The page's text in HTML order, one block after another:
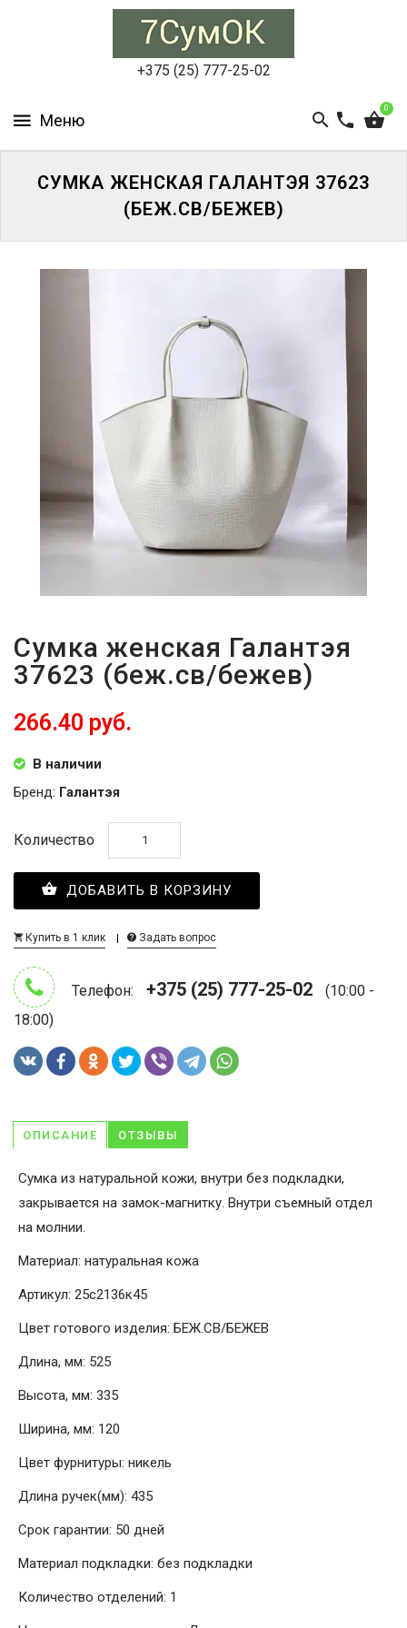
+375 (25) 777-25-02
0
МУЖСКИЕ
ВОЙТИ
ЗАБЫЛИ
СУМКА ЖЕНСКАЯ ГАЛАНТЭЯ 37623
(БЕЖ.СВ/БЕЖЕВ)
Сумка женская Галантэя
37623 (беж.св/бежев)
266.40 руб.
В наличии
Бренд: Галантэя
Количество
ДОБАВИТЬ В КОРЗИНУ
Купить в 1 клик Задать вопрос
Телефон: +375 (25) 777-25-02
(10:00 -
18:00)
ОПИСАНИЕ ОТЗЫВЫ
Сумка из натуральной кожи, внутри без подкладки,
закрывается на замок-магнитку. Внутри съемный отдел
на молнии.
Материал: натуральная кожа
Артикул: 25с2136к45
Цвет готового изделия: БЕЖ.СВ/БЕЖЕВ
Длина, мм: 525
Высота, мм: 335
Ширина, мм: 120
Цвет фурнитуры: никель
Длина ручек(мм): 435
Срок гарантии: 50 дней
Материал подкладки: без подкладки
Количество отделений: 1